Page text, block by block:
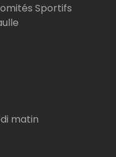
Sportifs
matin